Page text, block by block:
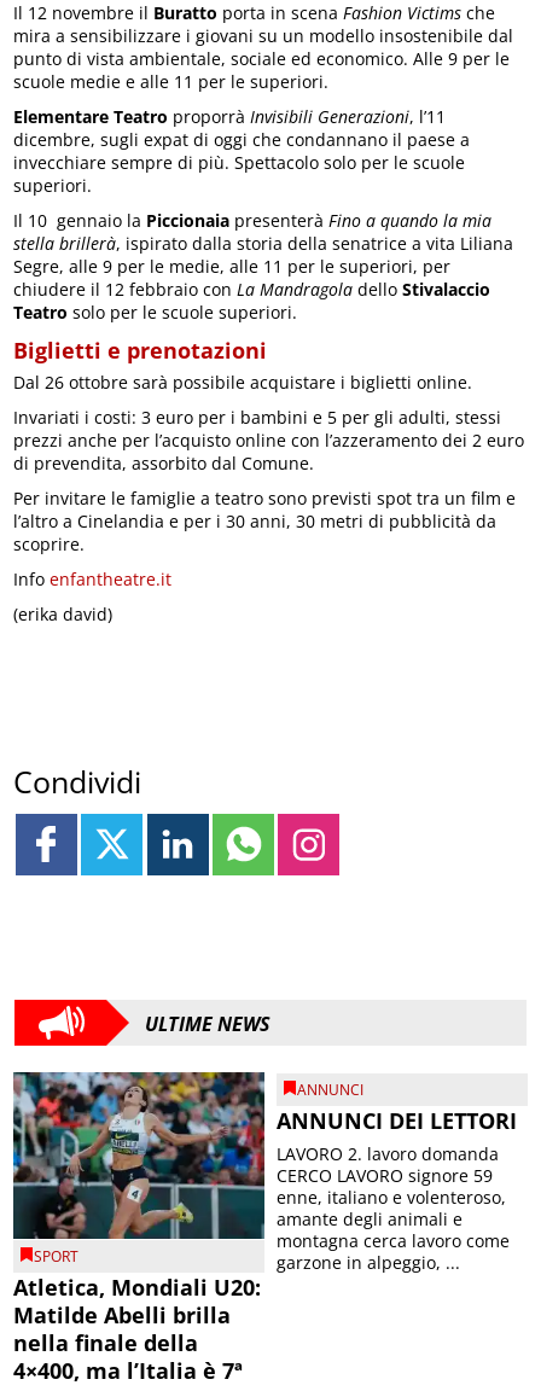
Il 12 novembre il Buratto porta in scenaFashion Victims che
mira a sensibilizzare i giovani su un modello insostenibile dal
punto di vista ambientale, sociale ed economico. Alle 9 per le
scuole medie e alle 11 per le superiori.
Elementare Teatro proporrà Invisibili Generazioni, l’11
dicembre, sugli expat di oggi che condannano il paese a
invecchiare sempre di più. Spettacolo solo per le scuole
superiori.
Il 10 gennaio la Piccionaia presenteràFino a quando la mia
stella brillerà, ispirato dalla storia della senatrice a vita Liliana
Segre, alle 9 per le medie, alle 11 per le superiori, per
chiudere il 12 febbraio conLa Mandragola delloStivalaccio
Teatro solo per le scuole superiori.
Biglietti e prenotazioni
Dal 26 ottobre sarà possibile acquistare i biglietti online.
Invariati i costi: 3 euro per i bambini e 5 per gli adulti, stessi
prezzi anche per l’acquisto online con l’azzeramento dei 2 euro
di prevendita, assorbito dal Comune.
Per invitare le famiglie a teatro sono previsti spot tra un film e
l’altro a Cinelandia e per i 30 anni, 30 metri di pubblicità da
scoprire.
Info enfantheatre.it
(erika david)
Condividi
ULTIME NEWS
SPORT
Atletica, Mondiali U20:
Matilde Abelli brilla
nella finale della
4×400, ma l’Italia è 7ª
ANNUNCI
ANNUNCI DEI LETTORI
LAVORO 2. lavoro domanda
CERCO LAVORO signore 59
enne, italiano e volenteroso,
amante degli animali e
montagna cerca lavoro come
garzone in alpeggio, ...